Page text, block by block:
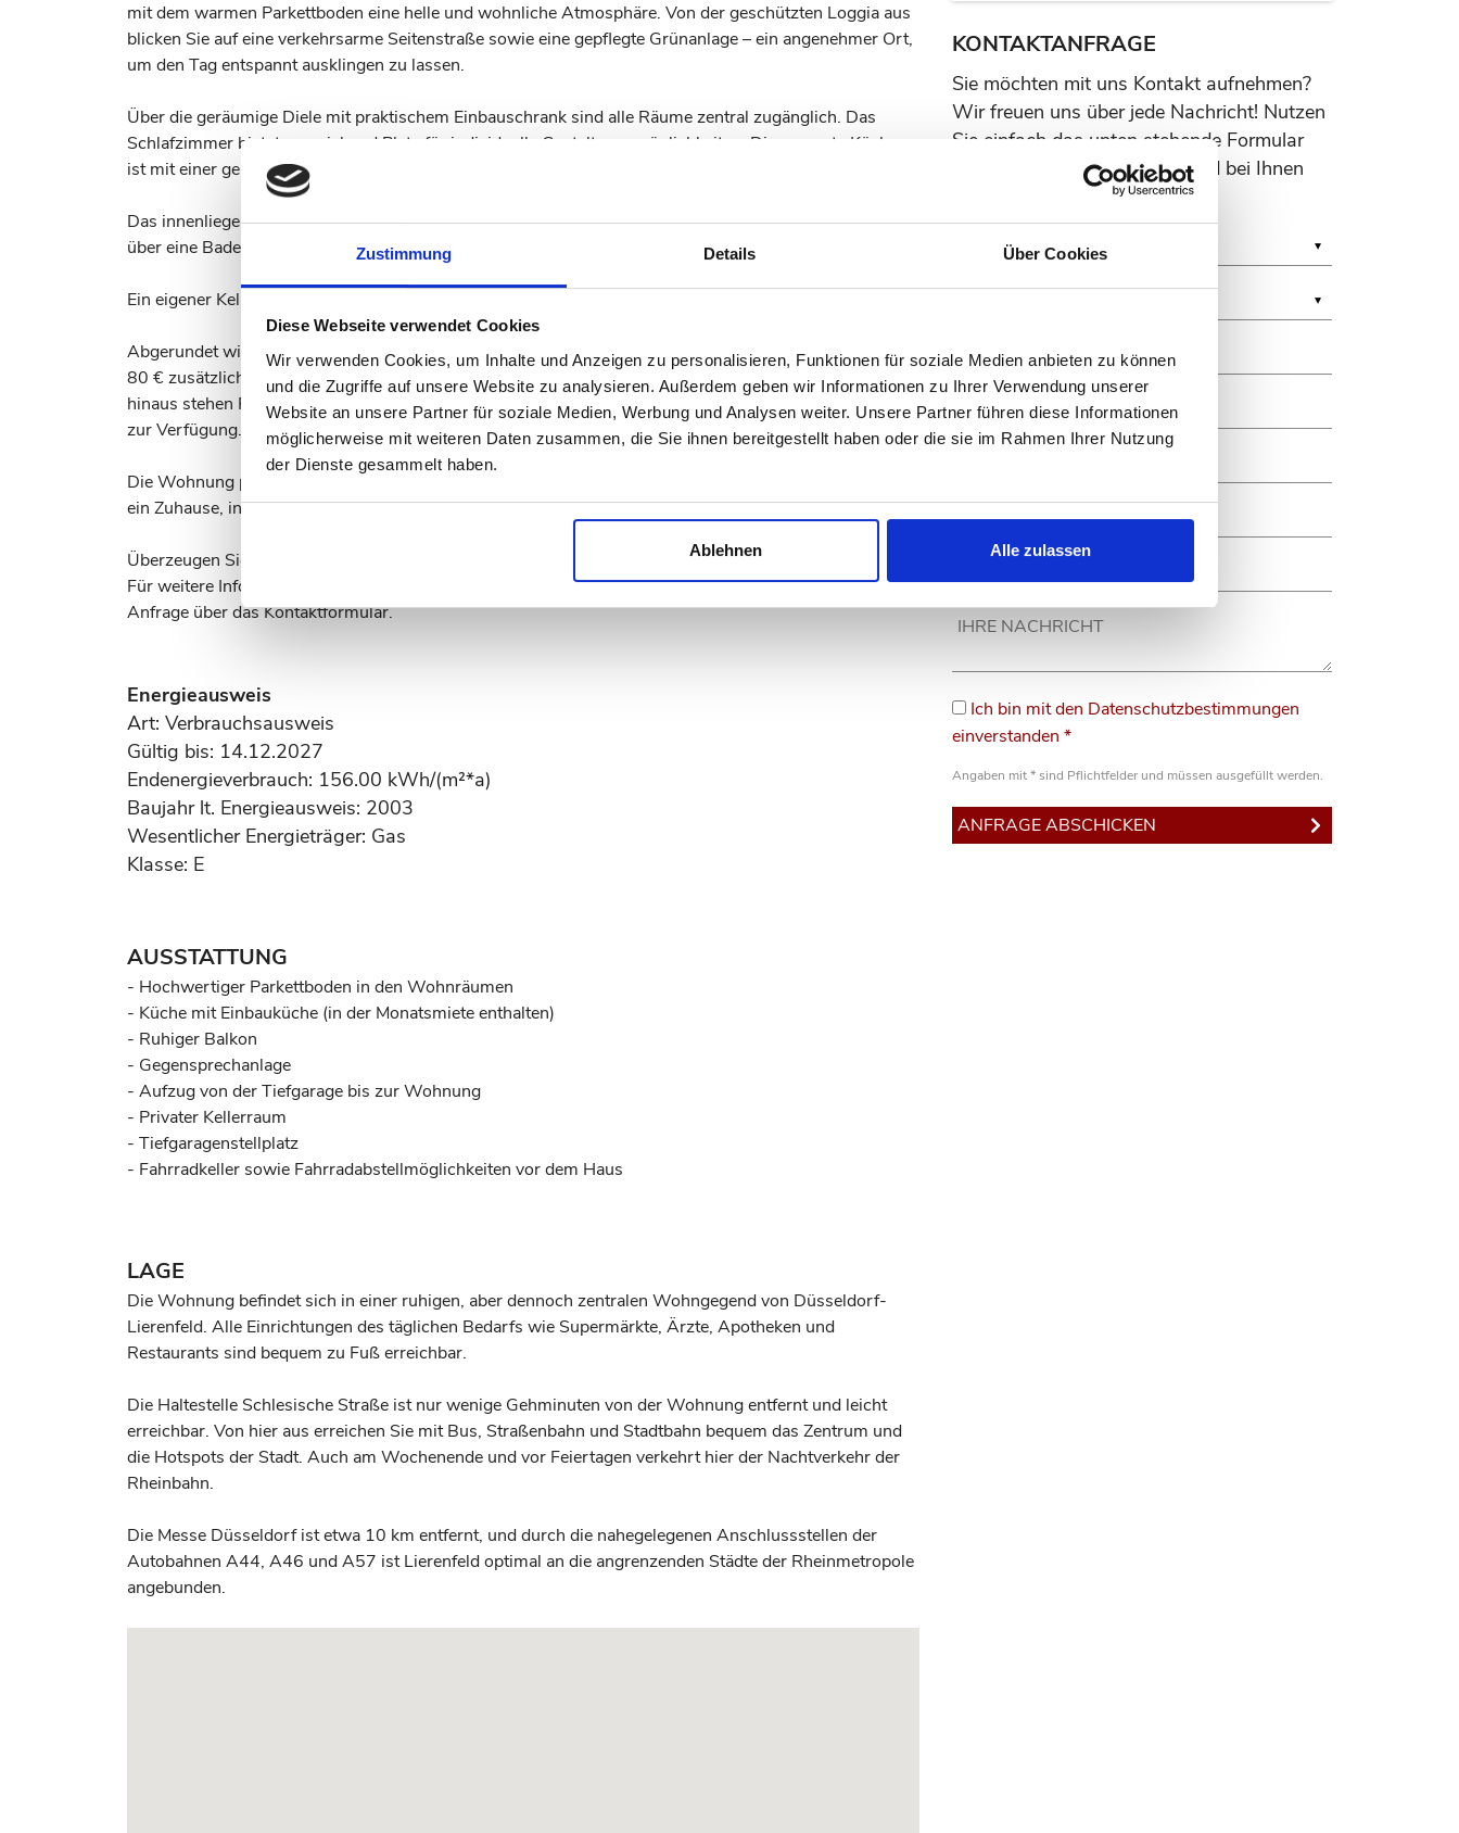
Zustimmung Details Über Cookies
Diese Webseite verwendet Cookies
Wir verwenden Cookies, um Inhalte und Anzeigen zu personalisieren, Funktionen für soziale Medien anbieten zu können
und die Zugriffe auf unsere Website zu analysieren. Außerdem geben wir Informationen zu Ihrer Verwendung unserer
Website an unsere Partner für soziale Medien, Werbung und Analysen weiter. Unsere Partner führen diese Informationen
möglicherweise mit weiteren Daten zusammen, die Sie ihnen bereitgestellt haben oder die sie im Rahmen Ihrer Nutzung
der Dienste gesammelt haben.
Ablehnen Alle zulassen
mit dem warmen Parkettboden eine helle und wohnliche Atmosphäre. Von der geschützten Loggia aus
blicken Sie auf eine verkehrsarme Seitenstraße sowie eine gepflegte Grünanlage – ein angenehmer Ort,
um den Tag entspannt ausklingen zu lassen.
Über die geräumige Diele mit praktischem Einbauschrank sind alle Räume zentral zugänglich. Das
Schlafzimmer bietet ausreichend Platz für individuelle Gestaltungsmöglichkeiten. Die separate Küche
ist mit einer gepflegten Einbauküche ausgestattet, die bereits im Mietpreis enthalten ist.
Das innenliegende Badezimmer wurde aktuell in einem modernen, zeitlosen Design saniert. Es verfügt
über eine Badewanne, einen Waschtisch, ein WC sowie einen Anschluss für die Waschmaschine.
Ein eigener Kellerraum schafft zusätzlichen Stauraum für alles, was nicht täglich benötigt wird.
Abgerundet wird dieses attraktive Wohnangebot durch einen Tiefgaragenstellplatz, der für monatlich
80 € zusätzlich angemietet werden kann und komfortables sowie sicheres Parken ermöglicht. Darüber
hinaus stehen Fahrradabstellmöglichkeiten vor dem Haus sowie im gemeinschaftlichen Fahrradkeller
zur Verfügung.
Die Wohnung präsentiert sich insgesamt in einem äußerst gepflegten und frisch sanierten Zustand –
ein Zuhause, in dem man sich vom ersten Moment an wohlfühlt.
Überzeugen Sie sich selbst von diesem attraktiven Wohnangebot bei einer persönlichen Besichtigung.
Für weitere Informationen oder zur Vereinbarung eines Besichtigungstermins freuen wir uns auf Ihre
Anfrage über das Kontaktformular.
Energieausweis
Art: Verbrauchsausweis
Gültig bis: 14.12.2027
Endenergieverbrauch: 156.00 kWh/(m²*a)
Baujahr lt. Energieausweis: 2003
Wesentlicher Energieträger: Gas
Klasse: E
AUSSTATTUNG
- Hochwertiger Parkettboden in den Wohnräumen
- Küche mit Einbauküche (in der Monatsmiete enthalten)
- Ruhiger Balkon
- Gegensprechanlage
- Aufzug von der Tiefgarage bis zur Wohnung
- Privater Kellerraum
- Tiefgaragenstellplatz
- Fahrradkeller sowie Fahrradabstellmöglichkeiten vor dem Haus
LAGE
Die Wohnung befindet sich in einer ruhigen, aber dennoch zentralen Wohngegend von Düsseldorf-
Lierenfeld. Alle Einrichtungen des täglichen Bedarfs wie Supermärkte, Ärzte, Apotheken und
Restaurants sind bequem zu Fuß erreichbar.
Die Haltestelle Schlesische Straße ist nur wenige Gehminuten von der Wohnung entfernt und leicht
erreichbar. Von hier aus erreichen Sie mit Bus, Straßenbahn und Stadtbahn bequem das Zentrum und
die Hotspots der Stadt. Auch am Wochenende und vor Feiertagen verkehrt hier der Nachtverkehr der
Rheinbahn.
Die Messe Düsseldorf ist etwa 10 km entfernt, und durch die nahegelegenen Anschlussstellen der
Autobahnen A44, A46 und A57 ist Lierenfeld optimal an die angrenzenden Städte der Rheinmetropole
angebunden.
KONTAKTANFRAGE
Sie möchten mit uns Kontakt aufnehmen?
Wir freuen uns über jede Nachricht! Nutzen
Sie einfach das unten stehende Formular
und wir werden uns umgehend bei Ihnen
Ich bin mit den Datenschutzbestimmungen
einverstanden *
Angaben mit * sind Pflichtfelder und müssen ausgefüllt werden.